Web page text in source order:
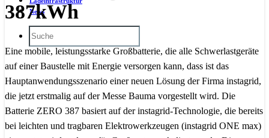
News
387kWh
Eine mobile, leistungsstarke Großbatterie, die alle Schwerlastgeräte
auf einer Baustelle mit Energie versorgen kann, dass ist das
Hauptanwendungsszenario einer neuen Lösung der Firma instagrid,
die jetzt erstmalig auf der Messe Bauma vorgestellt wird. Die
Batterie ZERO 387 basiert auf der instagrid-Technologie, die bereits
bei leichten und tragbaren Elektrowerkzeugen (instagrid ONE max)